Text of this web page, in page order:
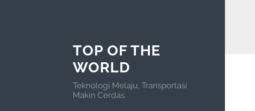
TOP OF THE
WORLD
Teknologi Melaju, Transportasi
Makin Cerdas.